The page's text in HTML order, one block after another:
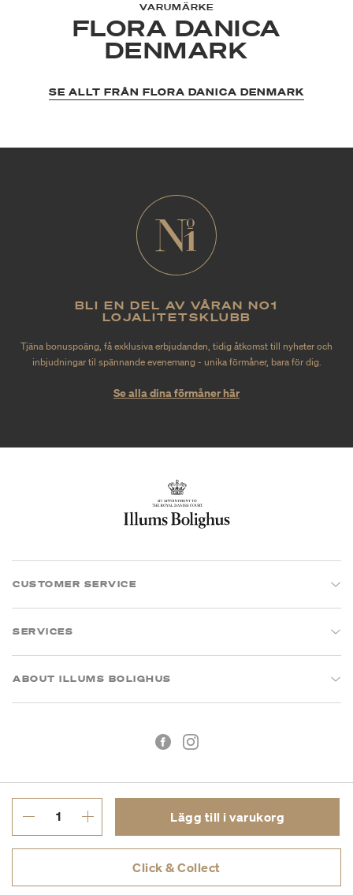
Lägg till i varukorg
Click & Collect
VARUMÄRKE
FLORA DANICA
DENMARK
SE ALLT FRÅN FLORA DANICA DENMARK
BLI EN DEL AV VÅRAN NO1
LOJALITETSKLUBB
Tjäna bonuspoäng, få exklusiva erbjudanden, tidig åtkomst till nyheter och
inbjudningar til spännande evenemang - unika förmåner, bara för dig.
Se alla dina förmåner här
CUSTOMER SERVICE
SERVICES
ABOUT ILLUMS BOLIGHUS
Org.nr: 55681353-8701